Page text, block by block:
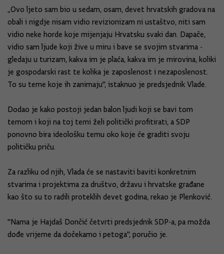
„Ovo ljeto sam bio u sedam, osam, devet hrvatskih gradova na
obali i nigdje nisam vidio revizionizam ni ustaštvo, niti sam
vidio neke horde koje mijenjaju Hrvatsku svaki dan. Dapače,
vidio sam ljude koji žive u miru i bave se svojim stvarima -
gledaju u turizam, kakva im je plaća, kakva im je mirovina, koliki
je gospodarski rast te kolika je zaposlenost i nezaposlenost.
To su teme koje ih zanimaju", istaknuo je predsjednik Vlade.
Dodao je kako postoji jedan balon ljudi koji se bavi tom
temom i koji na toj temi želi politički profitirati, a SDP
ponovno bira ideološku temu oko koje će graditi svoju
političku priču.
Za razliku od njih, Vlada će se nastaviti baviti konkretnim
stvarima i projektima za društvo, državu i hrvatske građane
kao što su to radili proteklih devet godina, rekao je Plenković.
"Nama je Hajdaš Dončić četvrti predsjednik SDP-a, pa možda
dođe vrijeme da dočekamo i petoga", poručio je.